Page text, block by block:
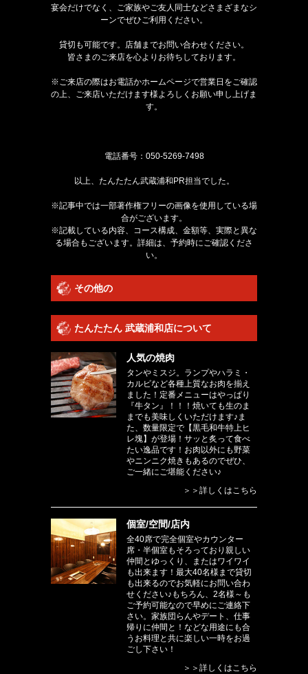
宴会だけでなく、ご家族やご友人同士などさまざまなシ
ーンでぜひご利用ください。
貸切も可能です。店舗までお問い合わせください。
皆さまのご来店を心よりお待ちしております。
※ご来店の際はお電話かホームページで営業日をご確認
の上、ご来店いただけます様よろしくお願い申し上げま
す。
電話番号： 050-5269-7498
以上、たんたたん武蔵浦和PR担当でした。
※記事中では一部著作権フリーの画像を使用している場
合がございます。
※記載している内容、コース構成、金額等、実際と異な
る場合もございます。詳細は、予約時にご確認くださ
い。
その他の
たんたたん 武蔵浦和店について
人気の焼肉
タンやミスジ。ランプやハラミ・
カルビなど各種上質なお肉を揃え
ました！定番メニューはやっぱり
『牛タン』！！！焼いても生のま
までも美味しくいただけます♪ま
た、数量限定で【黒毛和牛特上ヒ
レ塊】が登場！サッと炙って食べ
たい逸品です！お肉以外にも野菜
やニンニク焼きもあるのでぜひ、
ご一緒にご堪能ください♪
＞＞詳しくはこちら
個室/空間/店内
全40席で完全個室やカウンター
席・半個室もそろっており親しい
仲間とゆっくり、またはワイワイ
も出来ます！最大40名様まで貸切
も出来るのでお気軽にお問い合わ
せください♪もちろん、2名様～も
ご予約可能なので早めにご連絡下
さい。家族団らんやデート、仕事
帰りに仲間と！などな用途にも合
うお料理と共に楽しい一時をお過
ごし下さい！
＞＞詳しくはこちら